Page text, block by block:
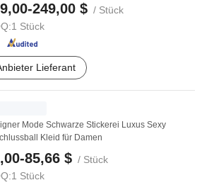
249,00 $ / Stück
1 Stück
Lieferant
Mode Schwarze Stickerei Luxus Sexy
Kleid für Damen
85,66 $ / Stück
1 Stück